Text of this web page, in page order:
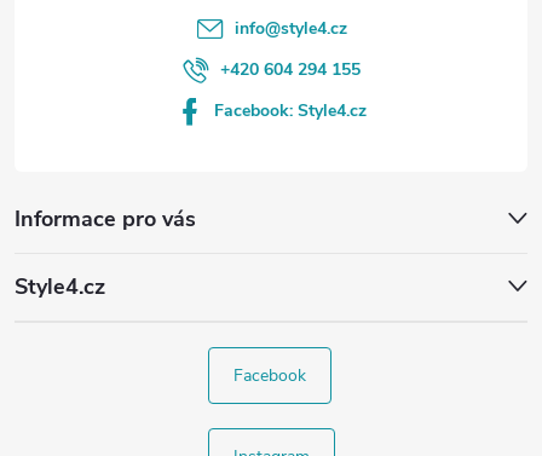
Informace pro vás
Style4.cz
info@style4.cz
+420 604 294 155
Facebook: Style4.cz
Facebook